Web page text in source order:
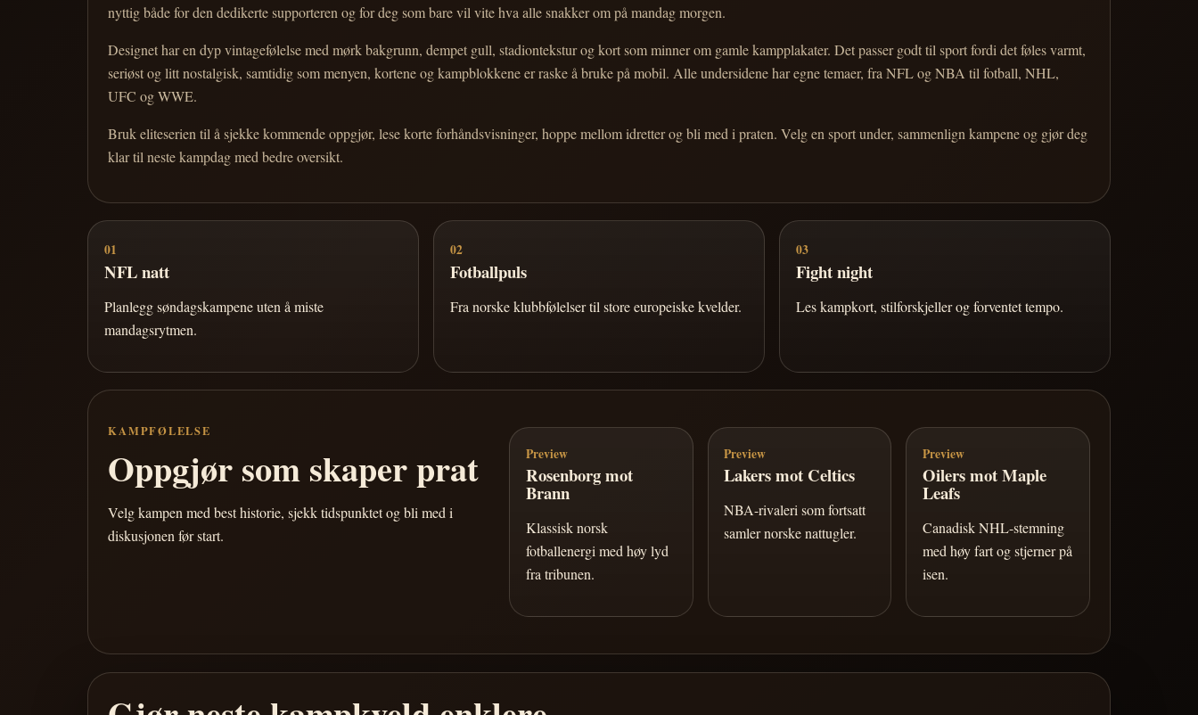
nyttig både for den dedikerte supporteren og for deg som bare vil vite hva alle snakker om på mandag morgen.
Designet har en dyp vintagefølelse med mørk bakgrunn, dempet gull, stadiontekstur og kort som minner om gamle kampplakater. Det passer godt til sport fordi det føles varmt,
seriøst og litt nostalgisk, samtidig som menyen, kortene og kampblokkene er raske å bruke på mobil. Alle undersidene har egne temaer, fra NFL og NBA til fotball, NHL,
UFC og WWE.
Bruk eliteserien til å sjekke kommende oppgjør, lese korte forhåndsvisninger, hoppe mellom idretter og bli med i praten. Velg en sport under, sammenlign kampene og gjør deg
klar til neste kampdag med bedre oversikt.
01
NFL natt
Planlegg søndagskampene uten å miste
mandagsrytmen.
02
Fotballpuls
Fra norske klubbfølelser til store europeiske kvelder.
03
Fight night
Les kampkort, stilforskjeller og forventet tempo.
KAMPFØLELSE
Oppgjør som skaper prat
Velg kampen med best historie, sjekk tidspunktet og bli med i
diskusjonen før start.
Preview
Rosenborg mot
Brann
Klassisk norsk
fotballenergi med høy lyd
fra tribunen.
Preview
Lakers mot Celtics
NBA-rivaleri som fortsatt
samler norske nattugler.
Preview
Oilers mot Maple
Leafs
Canadisk NHL-stemning
med høy fart og stjerner på
isen.